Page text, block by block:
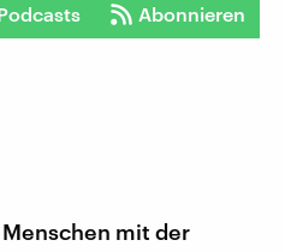
Abonnieren
mit der